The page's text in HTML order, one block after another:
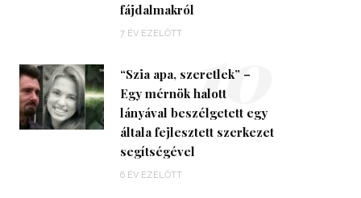
fájdalmakról
7 ÉV EZELŐTT
“Szia apa, szeretlek” –
Egy mérnök halott
lányával beszélgetett egy
általa fejlesztett szerkezet
segítségével
6 ÉV EZELŐTT
10